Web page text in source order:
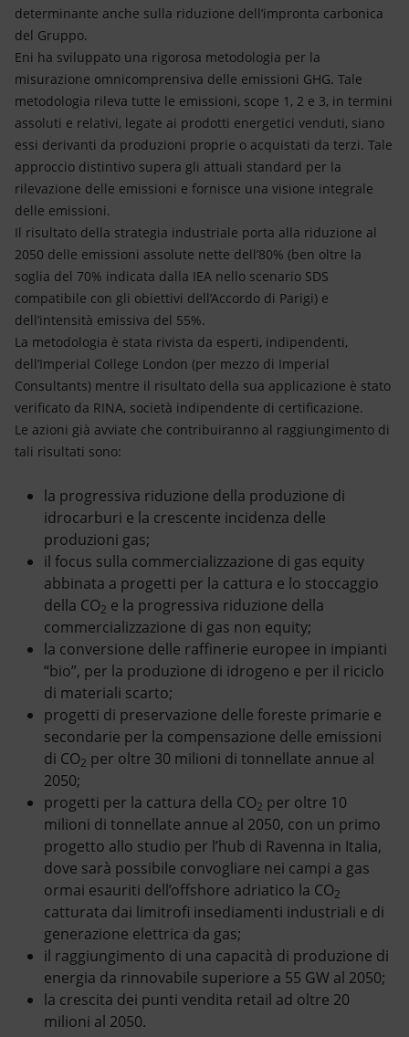
determinante anche sulla riduzione dell’impronta carbonica
del Gruppo.
Eni ha sviluppato una rigorosa metodologia per la
misurazione omnicomprensiva delle emissioni GHG. Tale
metodologia rileva tutte le emissioni, scope 1, 2 e 3, in termini
assoluti e relativi, legate ai prodotti energetici venduti, siano
essi derivanti da produzioni proprie o acquistati da terzi. Tale
approccio distintivo supera gli attuali standard per la
rilevazione delle emissioni e fornisce una visione integrale
delle emissioni.
Il risultato della strategia industriale porta alla riduzione al
2050 delle emissioni assolute nette dell’80% (ben oltre la
soglia del 70% indicata dalla IEA nello scenario SDS
compatibile con gli obiettivi dell’Accordo di Parigi) e
dell’intensità emissiva del 55%.
La metodologia è stata rivista da esperti, indipendenti,
dell’Imperial College London (per mezzo di Imperial
Consultants) mentre il risultato della sua applicazione è stato
verificato da RINA, società indipendente di certificazione.
Le azioni già avviate che contribuiranno al raggiungimento di
tali risultati sono:
la progressiva riduzione della produzione di
idrocarburi e la crescente incidenza delle
produzioni gas;
il focus sulla commercializzazione di gas equity
abbinata a progetti per la cattura e lo stoccaggio
della CO2 e la progressiva riduzione della
commercializzazione di gas non equity;
la conversione delle raffinerie europee in impianti
“bio”, per la produzione di idrogeno e per il riciclo
di materiali scarto;
progetti di preservazione delle foreste primarie e
secondarie per la compensazione delle emissioni
di CO2 per oltre 30 milioni di tonnellate annue al
2050;
progetti per la cattura della CO2 per oltre 10
milioni di tonnellate annue al 2050, con un primo
progetto allo studio per l’hub di Ravenna in Italia,
dove sarà possibile convogliare nei campi a gas
ormai esauriti dell’offshore adriatico la CO2
catturata dai limitrofi insediamenti industriali e di
generazione elettrica da gas;
il raggiungimento di una capacità di produzione di
energia da rinnovabile superiore a 55 GW al 2050;
la crescita dei punti vendita retail ad oltre 20
milioni al 2050.